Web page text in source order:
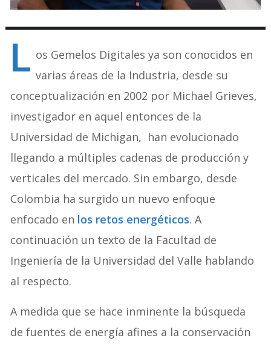
L os Gemelos Digitales ya son conocidos en
varias áreas de la Industria, desde su
conceptualización en 2002 por Michael Grieves,
investigador en aquel entonces de la
Universidad de Michigan, han evolucionado
llegando a múltiples cadenas de producción y
verticales del mercado. Sin embargo, desde
Colombia ha surgido un nuevo enfoque
enfocado en los retos energéticos. A
continuación un texto de la Facultad de
Ingeniería de la Universidad del Valle hablando
al respecto.
A medida que se hace inminente la búsqueda
de fuentes de energía afines a la conservación